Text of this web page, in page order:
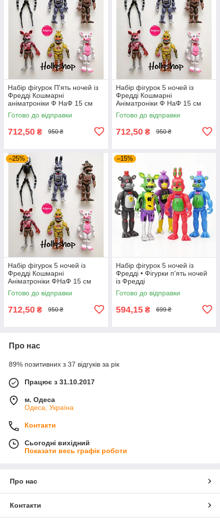
Набір фігурок П'ять ночей із
Фредді Кошмарні
аніматроніки Ф НаФ 15 см
Готово до відправки
712,50 ₴ 950 ₴
Набір фігурок 5 ночей із
Фредді Кошмарні
Аніматроніки Ф НаФ 15 см
Готово до відправки
712,50 ₴ 950 ₴
–25%
Набір фігурок 5 ночей із
Фредді Кошмарні
Аніматроніки ФНаФ 15 см
Готово до відправки
712,50 ₴ 950 ₴
–15%
Набір фігурок 5 ночей із
Фредді • Фігурки п'ять ночей
із Фредді
Готово до відправки
594,15 ₴ 699 ₴
Про нас
89% позитивних з 37 відгуків за рік
Працює з 31.10.2017
м. Одеса
Одеса, Україна
Контакти
Сьогодні вихідний
Показати весь графік роботи
Про нас
Контакти